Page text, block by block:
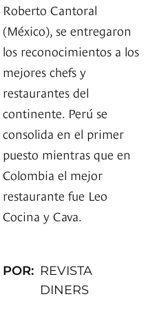
Roberto Cantoral
(México), se entregaron
los reconocimientos a los
mejores chefs y
restaurantes del
continente. Perú se
consolida en el primer
puesto mientras que en
Colombia el mejor
restaurante fue Leo
Cocina y Cava.
POR: REVISTA
DINERS